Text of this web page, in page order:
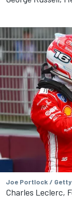
Joe Portlock / Getty
Charles Leclerc,